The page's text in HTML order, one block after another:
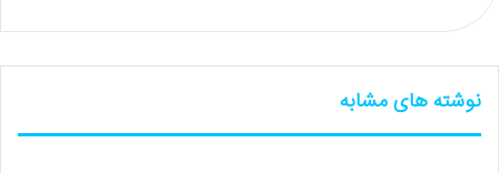
نوشته های مشابه